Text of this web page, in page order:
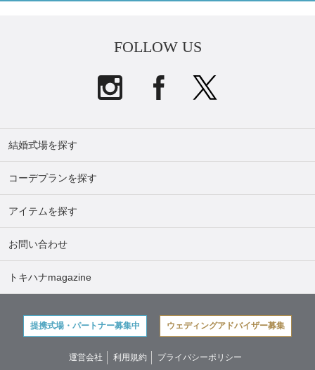
FOLLOW US
結婚式場を探す
コーデプランを探す
アイテムを探す
お問い合わせ
トキハナmagazine
提携式場・パートナー募集中 ウェディングアドバイザー募集
運営会社 利用規約 プライバシーポリシー